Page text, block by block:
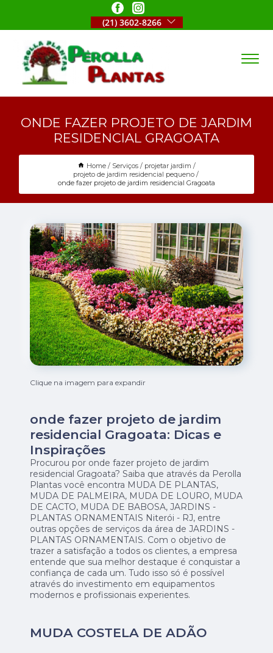
(21) 3602-8266
ONDE FAZER PROJETO DE JARDIM
RESIDENCIAL GRAGOATA
Home Serviços
projetar jardim
projeto de jardim residencial pequeno
onde fazer projeto de jardim residencial Gragoata
Clique na imagem para expandir
onde fazer projeto de jardim
residencial Gragoata: Dicas e
Inspirações
Procurou por onde fazer projeto de jardim
residencial Gragoata? Saiba que através da Perolla
Plantas você encontra MUDA DE PLANTAS,
MUDA DE PALMEIRA, MUDA DE LOURO, MUDA
DE CACTO, MUDA DE BABOSA, JARDINS -
PLANTAS ORNAMENTAIS Niterói - RJ, entre
outras opções de serviços da área de JARDINS -
PLANTAS ORNAMENTAIS. Com o objetivo de
trazer a satisfação a todos os clientes, a empresa
entende que sua melhor destaque é conquistar a
confiança de cada um. Tudo isso só é possível
através do investimento em equipamentos
modernos e profissionais experientes.
MUDA COSTELA DE ADÃO